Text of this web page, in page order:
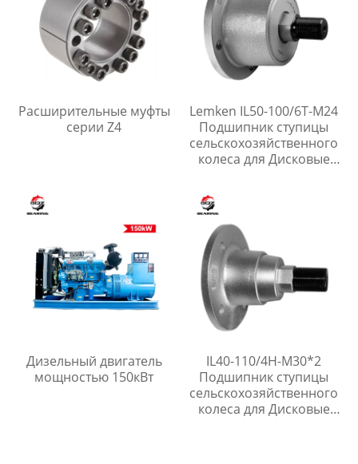
Расширительные муфты
серии Z4
Lemken IL50-100/6T-M24
Подшипник ступицы
сельскохозяйственного
колеса для Дисковые
Дизельный двигатель
мощностью 150кВт
IL40-110/4H-M30*2
Подшипник ступицы
сельскохозяйственного
колеса для Дисковые